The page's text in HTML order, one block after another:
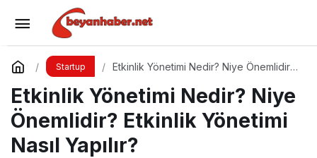
Startup
Etkinlik Yönetimi Nedir? Niye Önemlidir?
Etkinlik Yönetimi Nedir? Niye
Önemlidir? Etkinlik Yönetimi
Nasıl Yapılır?
Stratejik Marka Yönetimi Nedir? Niye
Önemlidir? Stratejik Marka Yönetimi Nasıl Yapılır?
Yorum Yap